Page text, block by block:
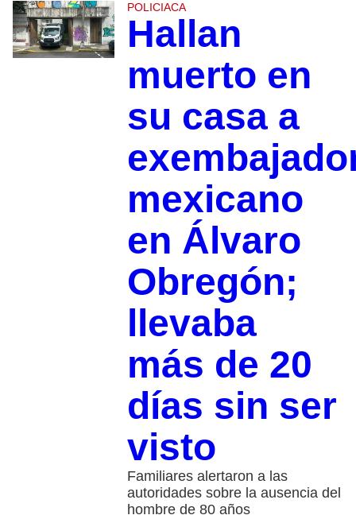
POLICIACA
Hallan
muerto en
su casa a
mexicano
en Álvaro
Obregón;
llevaba
más de 20
días sin ser
visto
Familiares alertaron a las
autoridades sobre la ausencia del
hombre de 80 años